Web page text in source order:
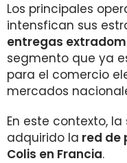
Los principales
intensfican sus
entregas
segmento que ya
para el comercio
mercados
En este contexto,
adquirido la red de
Colis en Francia.